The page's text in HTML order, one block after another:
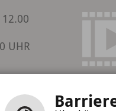
UHR